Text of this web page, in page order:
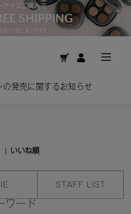
の発売に関するお知らせ
いいね順
STAFF LIST
ワード